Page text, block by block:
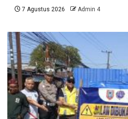
7 Agustus 2026 Admin 4